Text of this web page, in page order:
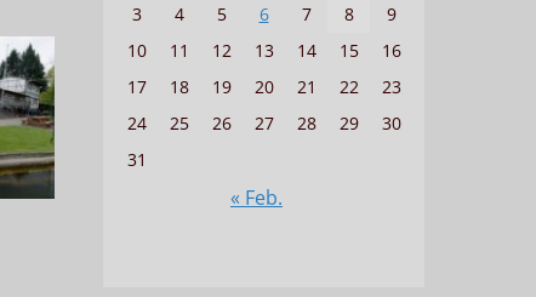
3
4 5 6 7 8
9
10
11 12 13 14 15
16
17
18 19 20 21 22
23
24
25 26 27 28 29
30
31
« Feb.